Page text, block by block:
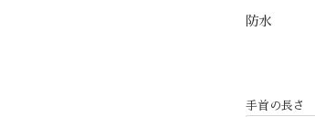
防水
手首の長さ